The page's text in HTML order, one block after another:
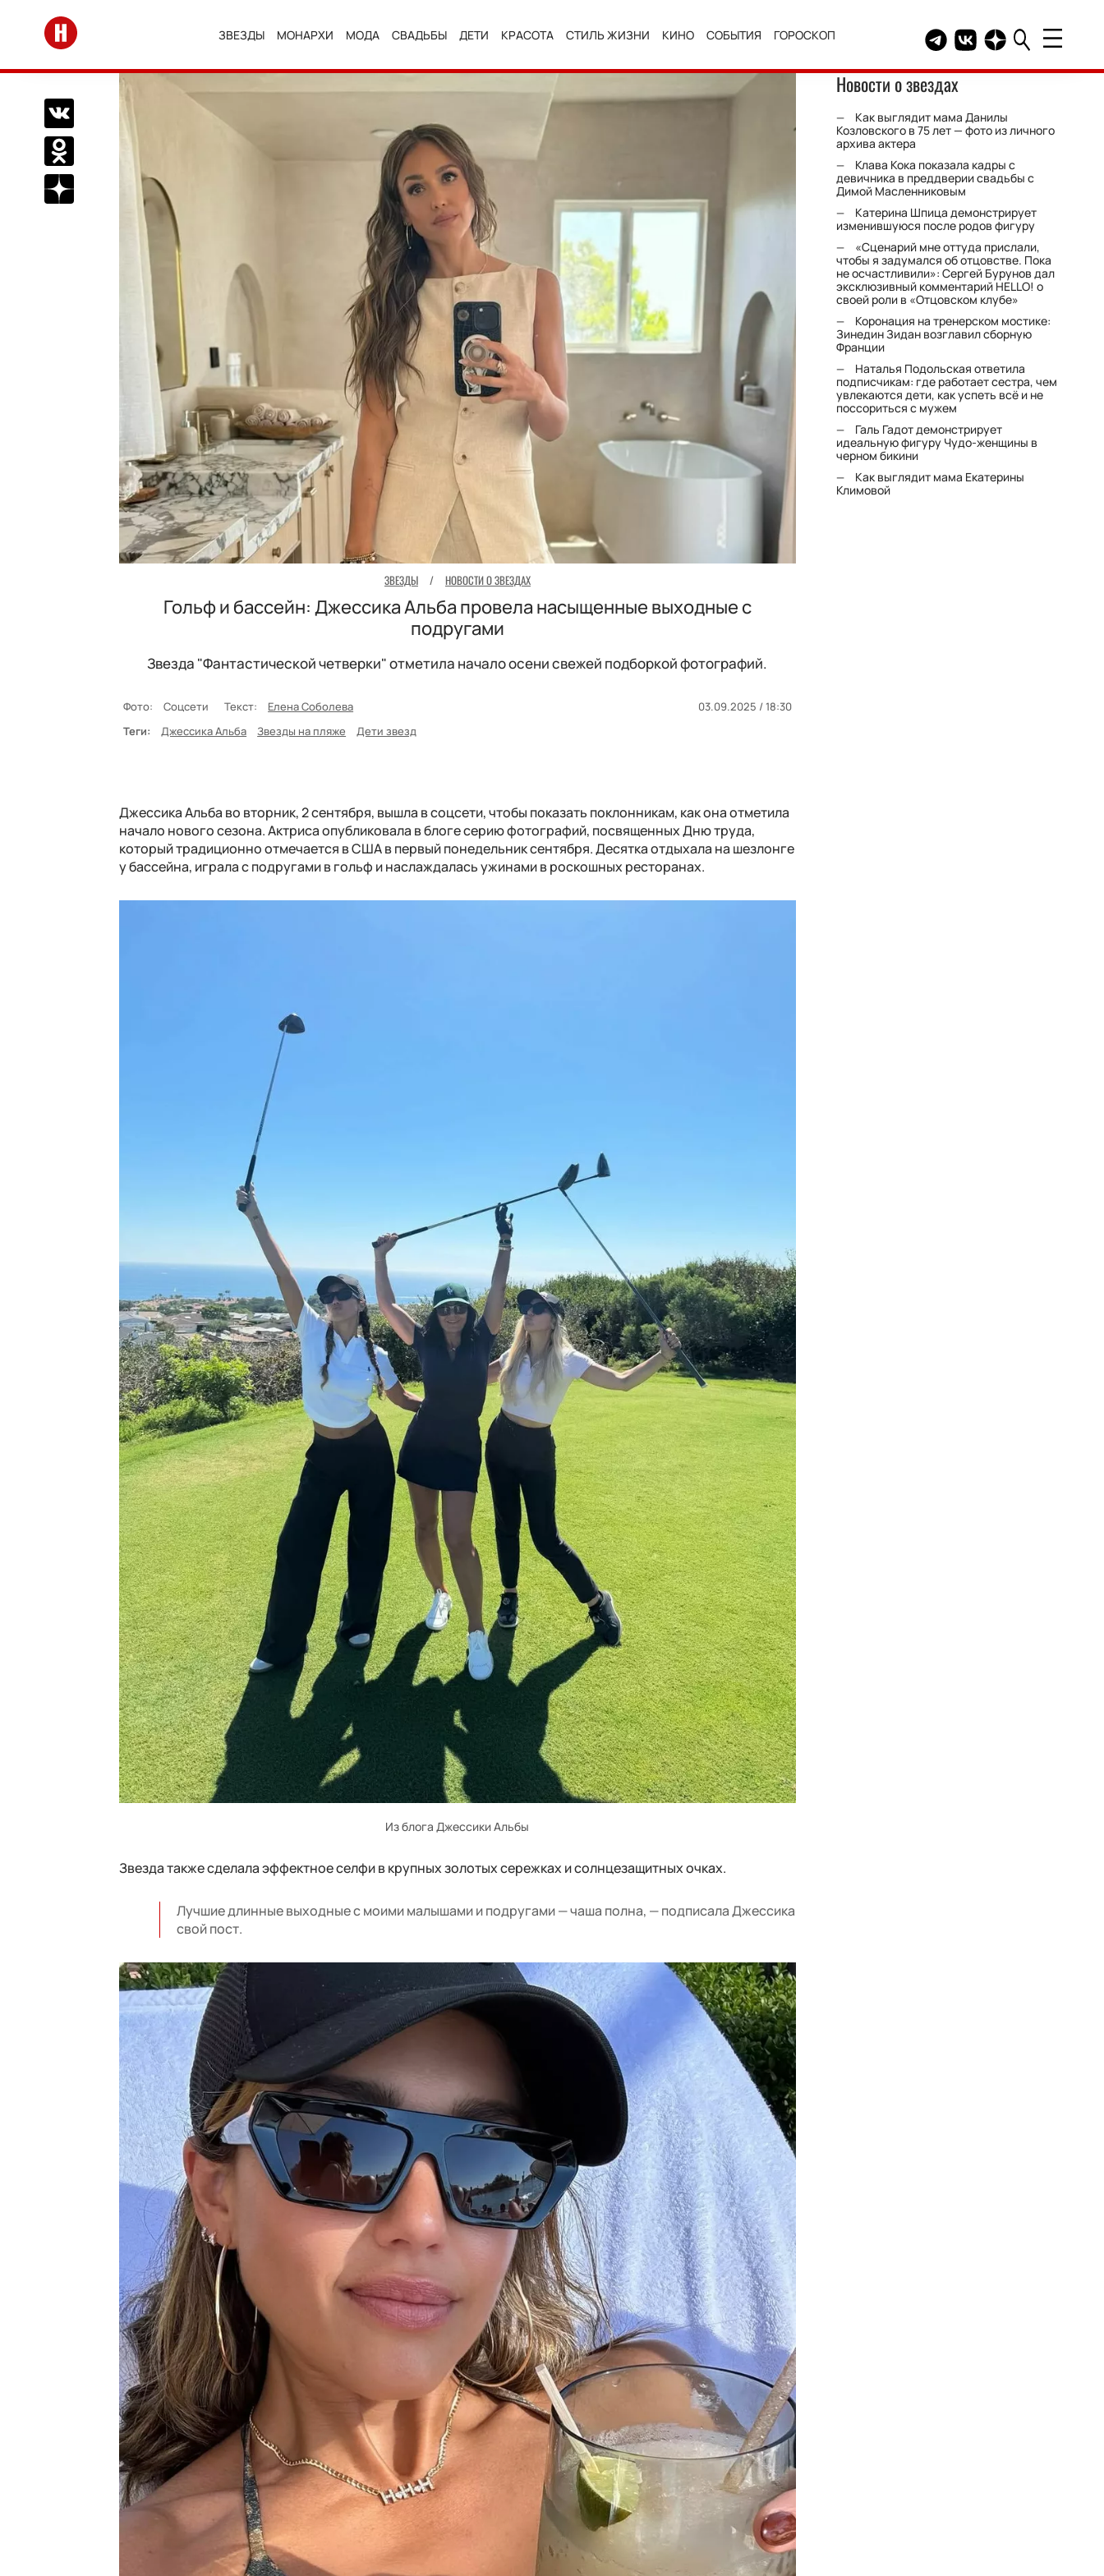
Перейти на главную
ЗВЕЗДЫ МОНАРХИ МОДА СВАДЬБЫ ДЕТИ КРАСОТА СТИЛЬ ЖИЗНИ КИНО СОБЫТИЯ ГОРОСКОП Telegram канал HELLO
Группа HELLO
Канал HELLO в
Поделиться Вконтакте
Поделиться в Одноклассниках
Подписаться на нас в Дзен
ЗВЕЗДЫ / НОВОСТИ О ЗВЕЗДАХ
Гольф и бассейн: Джессика Альба провела насыщенные выходные с
подругами
Звезда "Фантастической четверки" отметила начало осени свежей подборкой фотографий.
Фото: Соцсети Текст: Елена Соболева
03.09.2025 / 18:30
Теги:
Джессика Альба Звезды на пляже Дети звезд
Джессика Альба во вторник, 2 сентября, вышла в соцсети, чтобы показать поклонникам, как она отметила
начало нового сезона. Актриса опубликовала в блоге серию фотографий, посвященных Дню труда,
который традиционно отмечается в США в первый понедельник сентября. Десятка отдыхала на шезлонге
у бассейна, играла с подругами в гольф и наслаждалась ужинами в роскошных ресторанах.
Из блога Джессики Альбы
Звезда также сделала эффектное селфи в крупных золотых сережках и солнцезащитных очках.
Лучшие длинные выходные с моими малышами и подругами — чаша полна, — подписала Джессика
свой пост.
Новости о звездах
Как выглядит мама Данилы
Козловского в 75 лет — фото из личного
архива актера
Клава Кока показала кадры с
девичника в преддверии свадьбы с
Димой Масленниковым
Катерина Шпица демонстрирует
изменившуюся после родов фигуру
«Сценарий мне оттуда прислали,
чтобы я задумался об отцовстве. Пока
не осчастливили»: Сергей Бурунов дал
эксклюзивный комментарий HELLO! о
своей роли в «Отцовском клубе»
Коронация на тренерском мостике:
Зинедин Зидан возглавил сборную
Франции
Наталья Подольская ответила
подписчикам: где работает сестра, чем
увлекаются дети, как успеть всё и не
поссориться с мужем
Галь Гадот демонстрирует
идеальную фигуру Чудо-женщины в
черном бикини
Как выглядит мама Екатерины
Климовой